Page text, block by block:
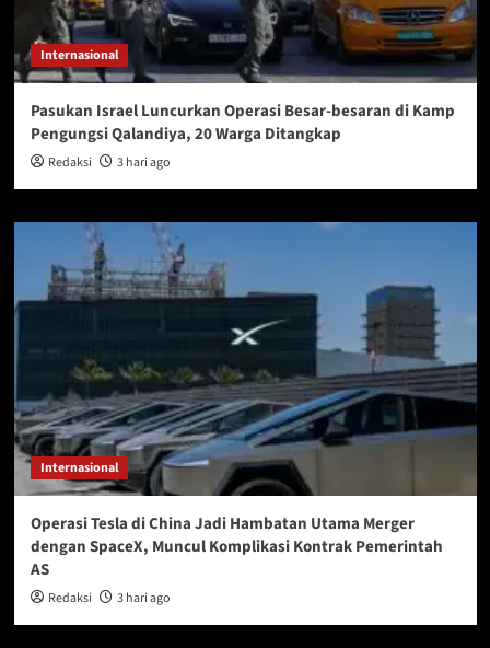
Internasional
Pasukan Israel Luncurkan Operasi Besar-besaran di Kamp
Pengungsi Qalandiya, 20 Warga Ditangkap
Redaksi 3 hari ago
Internasional
Operasi Tesla di China Jadi Hambatan Utama Merger
dengan SpaceX, Muncul Komplikasi Kontrak Pemerintah
AS
Redaksi 3 hari ago